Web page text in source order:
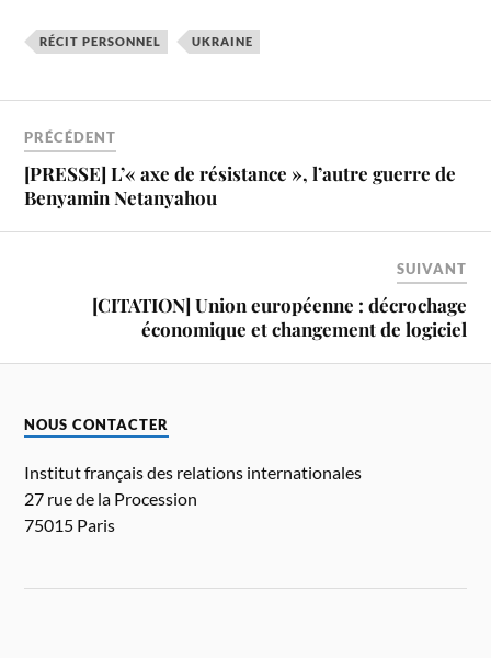
RÉCIT PERSONNEL UKRAINE
PRÉCÉDENT
[PRESSE] L’« axe de résistance », l’autre guerre de
Benyamin Netanyahou
SUIVANT
[CITATION] Union européenne : décrochage
économique et changement de logiciel
NOUS CONTACTER
Institut français des relations internationales
27 rue de la Procession
75015 Paris